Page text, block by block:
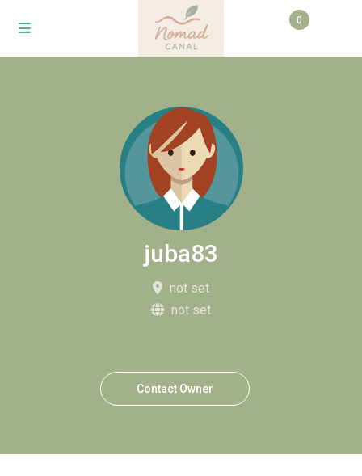
0
juba83
not set
not set
Contact Owner